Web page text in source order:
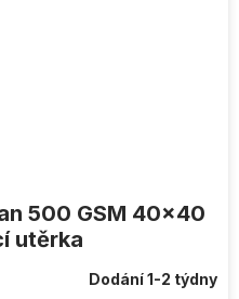
500 GSM 40x40
utěrka
Dodání 1-2 týdny